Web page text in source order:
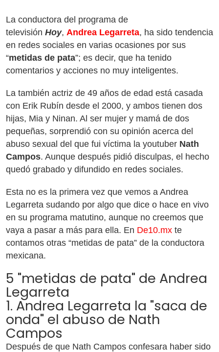
La conductora del programa de
televisión Hoy, Andrea Legarreta, ha sido tendencia
en redes sociales en varias ocasiones por sus
“metidas de pata”; es decir, que ha tenido
comentarios y acciones no muy inteligentes.
La también actriz de 49 años de edad está casada
con Erik Rubín desde el 2000, y ambos tienen dos
hijas, Mia y Ninan. Al ser mujer y mamá de dos
pequeñas, sorprendió con su opinión acerca del
abuso sexual del que fui víctima la youtuber Nath
Campos. Aunque después pidió disculpas, el hecho
quedó grabado y difundido en redes sociales.
Esta no es la primera vez que vemos a Andrea
Legarreta sudando por algo que dice o hace en vivo
en su programa matutino, aunque no creemos que
vaya a pasar a más para ella. En De10.mx te
contamos otras “metidas de pata” de la conductora
mexicana.
5 "metidas de pata" de Andrea
Legarreta
1. Andrea Legarreta la "saca de
onda" el abuso de Nath
Campos
Después de que Nath Campos confesara haber sido